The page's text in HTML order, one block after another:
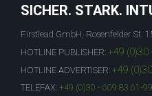
SICHER. STARK.
Firstlead GmbH, Rosenfelder St.
HOTLINE PUBLISHER: +49 (0)30
HOTLINE ADVERTISER: +49
TELEFAX: +49 (0)30 - 609 83 61-99